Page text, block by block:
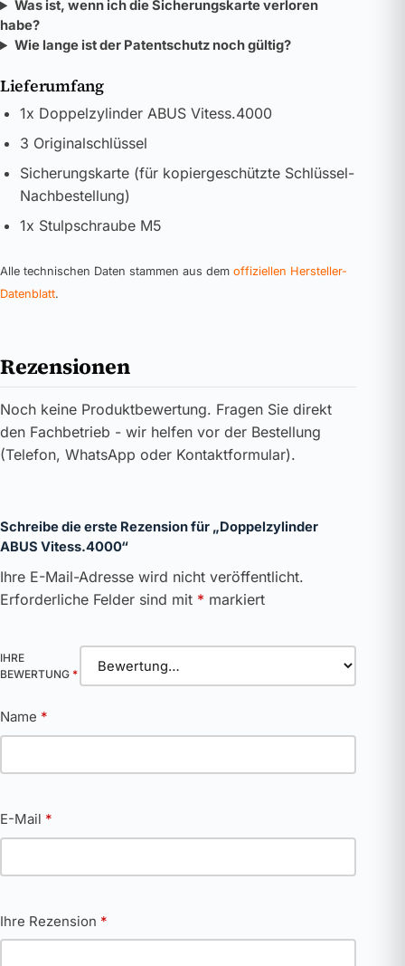
Was ist, wenn ich die Sicherungskarte verloren
habe?
Wie lange ist der Patentschutz noch gültig?
Lieferumfang
1x Doppelzylinder ABUS Vitess.4000
3 Originalschlüssel
Sicherungskarte (für kopiergeschützte Schlüssel-
Nachbestellung)
1x Stulpschraube M5
Alle technischen Daten stammen aus dem offiziellen Hersteller-
Datenblatt.
Rezensionen
Noch keine Produktbewertung. Fragen Sie direkt
den Fachbetrieb - wir helfen vor der Bestellung
(Telefon, WhatsApp oder Kontaktformular).
Schreibe die erste Rezension für „Doppelzylinder
ABUS Vitess.4000“
Ihre E-Mail-Adresse wird nicht veröffentlicht.
Erforderliche Felder sind mit * markiert
IHRE
BEWERTUNG *
Name *
E-Mail *
Ihre Rezension *